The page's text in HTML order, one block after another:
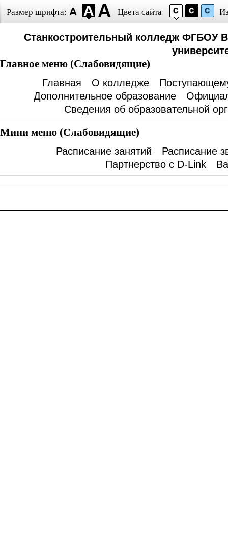
Размер шрифта: Цвета сайта
Станкостроительный колледж ФГБОУ
Главное меню (Слабовидящие)
Главная О колледже
Дополнительное образование
Сведения об образовательной
Мини меню (Слабовидящие)
Расписание занятий
Расписание
Партнерство с D-Link